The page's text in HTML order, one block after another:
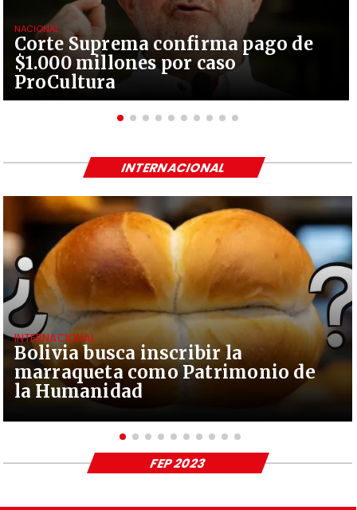
Corte Suprema confirma pago de
$1.000 millones por caso
ProCultura
NACIONAL
Bolivia busca inscribir la
marraqueta como Patrimonio de
la Humanidad
INTERNACIONAL
INTERNACIONAL
FEP 2023